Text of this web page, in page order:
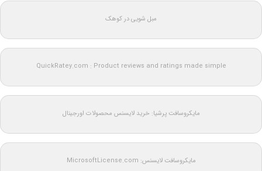
مبل شویی در کوهک
QuickRatey.com : Product reviews and ratings made simple
مایکروسافت پرشیا: خرید لایسنس محصولات اورجینال
مایکروسافت لایسنس: MicrosoftLicense.com